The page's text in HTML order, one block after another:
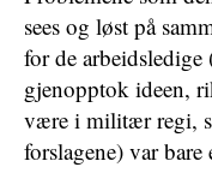
sees og løst på
for de
gjenopptok ideen,
være i militær regi,
forslagene) var